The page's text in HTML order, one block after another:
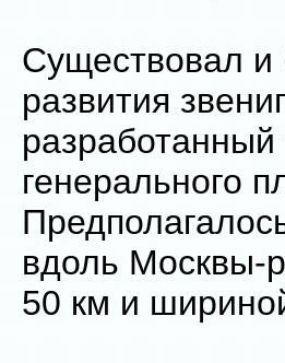
Существовал и
развития
разработанный
генерального
вдоль Москвы-
50 км и